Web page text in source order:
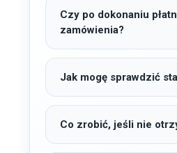
Czy po dokonaniu
zamówienia?
Jak mogę sprawdzić
Co zrobić, jeśli nie